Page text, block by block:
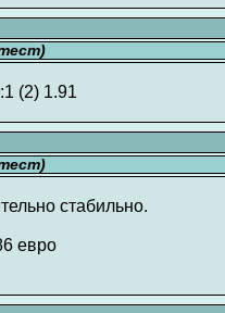
(2) 1.91
стабильно.
евро